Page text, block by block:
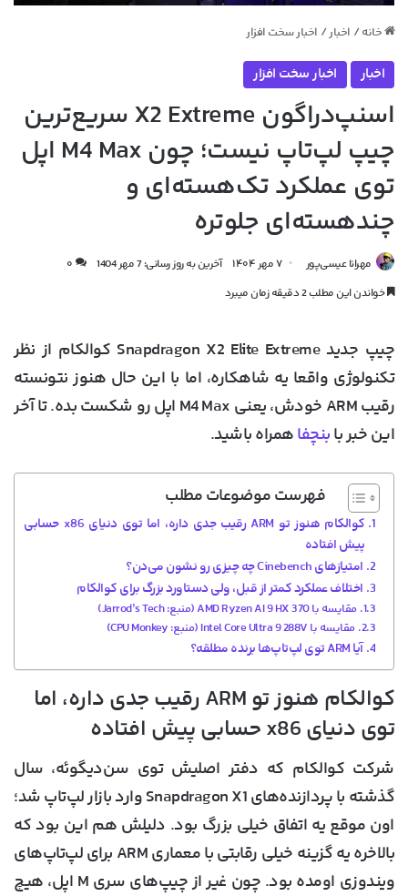
خانه / اخبار / اخبار سخت افزار
اخبار اخبار سخت افزار
اسنپ‌دراگون X2 Extreme سریع‌ترین
چیپ لپ‌تاپ نیست؛ چون M4 Max اپل
توی عملکرد تک‌هسته‌ای و
چند‌هسته‌ای جلوتره
مهرانا عیسی‌پور ۷ مهر ۱۴۰۴ آخرین به روز رسانی: 7 مهر 1404
۰
خواندن این مطلب 2 دقیقه زمان میبرد
چیپ جدید Snapdragon X2 Elite Extreme کوالکام از نظر
تکنولوژی واقعا یه شاهکاره، اما با این حال هنوز نتونسته
رقیب ARM خودش، یعنی M4 Max اپل رو شکست بده. تا آخر
این خبر بابنچفاهمراه باشید.
فهرست موضوعات مطلب
کوالکام هنوز تو ARM رقیب جدی داره، اما توی دنیای x86 حسابی
پیش افتاده
امتیازهای Cinebench چه چیزی رو نشون می‌دن؟
اختلاف عملکرد کمتر از قبل، ولی دستاورد بزرگ برای کوالکام
مقایسه با AMD Ryzen AI 9 HX 370 (منبع: Jarrod’s Tech)
مقایسه با Intel Core Ultra 9 288V (منبع: CPU Monkey)
آیا ARM توی لپ‌تاپ‌ها برنده مطلقه؟
کوالکام هنوز تو ARM رقیب جدی داره، اما
توی دنیای x86 حسابی پیش افتاده
شرکت کوالکام که دفتر اصلیش توی سن‌دیگوئه، سال
گذشته با پردازنده‌های Snapdragon X1 وارد بازار لپ‌تاپ شد؛
اون موقع یه اتفاق خیلی بزرگ بود. دلیلش هم این بود که
بالاخره یه گزینه خیلی رقابتی با معماری ARM برای لپ‌تاپ‌های
ویندوزی اومده بود. چون غیر از چیپ‌های سری M اپل، هیچ